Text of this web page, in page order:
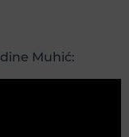
Muhić: